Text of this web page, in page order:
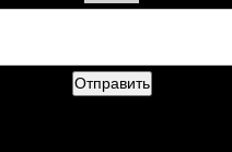
Отправить